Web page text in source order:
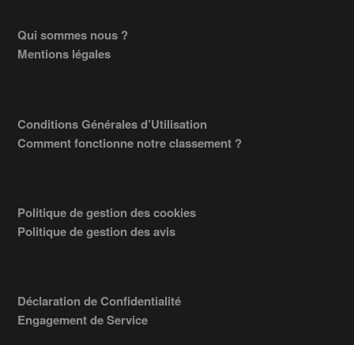
Footer
Qui sommes nous ?
Mentions légales
Conditions Générales d’Utilisation
Comment fonctionne notre classement ?
Politique de gestion des cookies
Politique de gestion des avis
Déclaration de Confidentialité
Engagement de Service